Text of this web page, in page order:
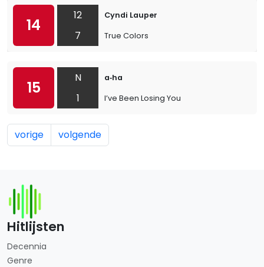
14
12
7
Cyndi Lauper
True Colors
15
N
1
a‐ha
I’ve Been Losing You
vorige volgende
Hitlijsten
Decennia
Genre